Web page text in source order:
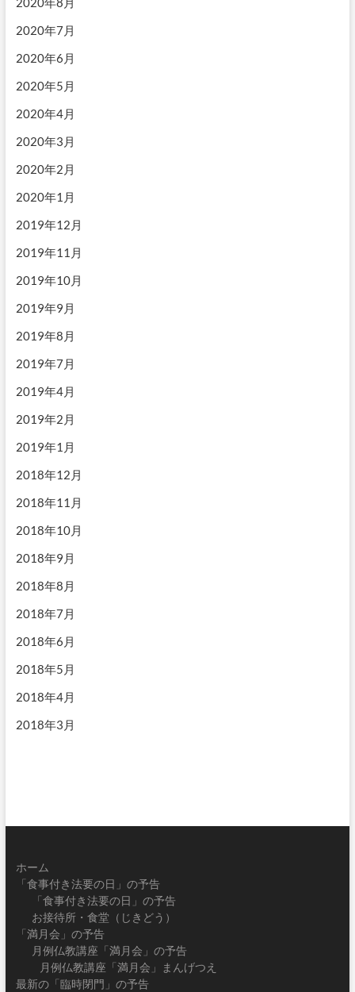
2020年7月
2020年6月
2020年5月
2020年4月
2020年3月
2020年2月
2020年1月
2019年12月
2019年11月
2019年10月
2019年9月
2019年8月
2019年7月
2019年4月
2019年2月
2019年1月
2018年12月
2018年11月
2018年10月
2018年9月
2018年8月
2018年7月
2018年6月
2018年5月
2018年4月
2018年3月
ホーム
「食事付き法要の日」の予告
「食事付き法要の日」の予告
お接待所・食堂（じきどう）
「満月会」の予告
月例仏教講座「満月会」の予告
月例仏教講座「満月会」まんげつえ
最新の「臨時閉門」の予告